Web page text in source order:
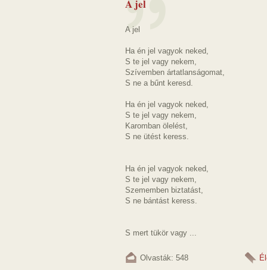
A jel
A jel
Ha én jel vagyok neked,
S te jel vagy nekem,
Szívemben ártatlanságomat,
S ne a bűnt keresd.
Ha én jel vagyok neked,
S te jel vagy nekem,
Karomban ölelést,
S ne ütést keress.
Ha én jel vagyok neked,
S te jel vagy nekem,
Szememben biztatást,
S ne bántást keress.
S mert tükör vagy ...
Olvasták: 548